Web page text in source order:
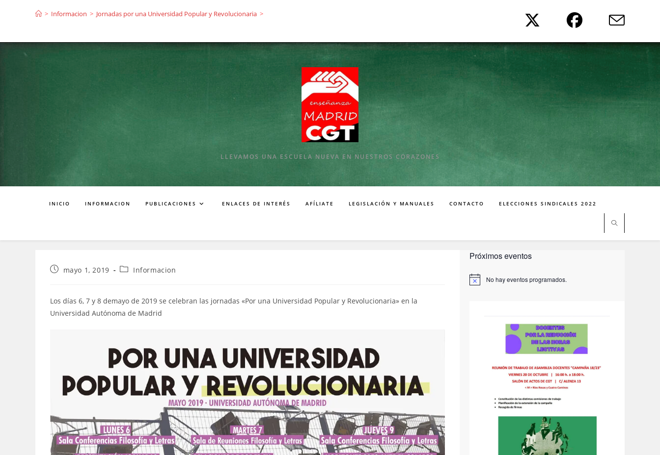
> Informacion > Jornadas por una Universidad Popular y Revolucionaria >
LLEVAMOS UNA ESCUELA NUEVA EN NUESTROS CORAZONES
INICIO INFORMACION PUBLICACIONES ENLACES DE INTERÉS AFÍLIATE LEGISLACIÓN Y MANUALES CONTACTO ELECCIONES SINDICALES 2022
Publicación
entrada:
mayo 1, 2019
Categoría
entrada:
Informacion
Los días 6, 7 y 8 demayo de 2019 se celebran las jornadas «Por una Universidad Popular y Revolucionaria» en la
Universidad Autónoma de Madrid
Próximos eventos
No hay eventos programados.